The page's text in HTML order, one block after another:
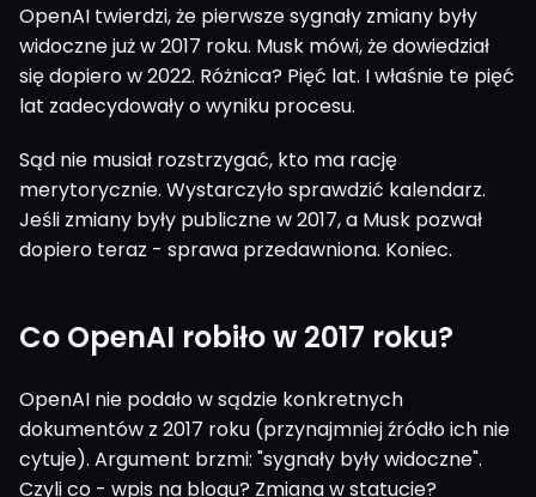
OpenAI twierdzi, że pierwsze sygnały zmiany były
widoczne już w 2017 roku. Musk mówi, że dowiedział
się dopiero w 2022. Różnica? Pięć lat. I właśnie te pięć
lat zadecydowały o wyniku procesu.
Sąd nie musiał rozstrzygać, kto ma rację
merytorycznie. Wystarczyło sprawdzić kalendarz.
Jeśli zmiany były publiczne w 2017, a Musk pozwał
dopiero teraz - sprawa przedawniona. Koniec.
Co OpenAI robiło w 2017 roku?
OpenAI nie podało w sądzie konkretnych
dokumentów z 2017 roku (przynajmniej źródło ich nie
cytuje). Argument brzmi: "sygnały były widoczne".
Czyli co - wpis na blogu? Zmiana w statucie?